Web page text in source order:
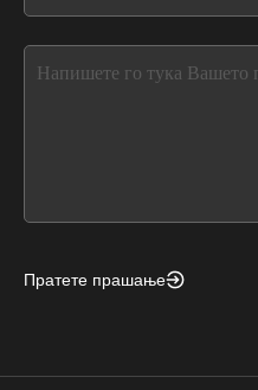
blank
this,
Пратете прашање